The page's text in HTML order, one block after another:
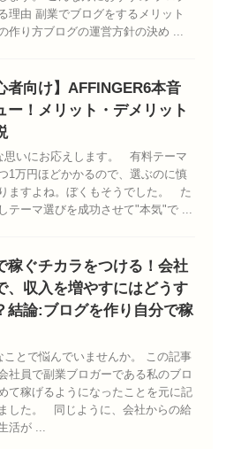
理由 副業でブログをするメリット
作り方ブログの運営方針の決め ...
者向け】AFFINGER6本音
ー！メリット・デメリット
思いにお応えします。 有料テーマ
1万円ほどかかるので、選ぶのに慎
ますよね。ぼくもそうでした。 た
テーマ選びを成功させて"本気"で ...
稼ぐチカラをつける！会社
、収入を増やすにはどうす
結論:ブログを作り自分で稼
ことで悩んでいませんか。 この記事
社員で副業ブロガーである私のブロ
て稼げるようになったことを元に記
した。 同じように、会社からの給
活が ...